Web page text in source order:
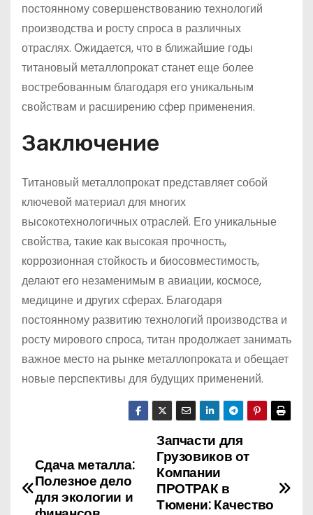
постоянному совершенствованию технологий
производства и росту спроса в различных
отраслях. Ожидается, что в ближайшие годы
титановый металлопрокат станет еще более
востребованным благодаря его уникальным
свойствам и расширению сфер применения.
Заключение
Титановый металлопрокат представляет собой
ключевой материал для многих
высокотехнологичных отраслей. Его уникальные
свойства, такие как высокая прочность,
коррозионная стойкость и биосовместимость,
делают его незаменимым в авиации, космосе,
медицине и других сферах. Благодаря
постоянному развитию технологий производства и
росту мирового спроса, титан продолжает занимать
важное место на рынке металлопроката и обещает
новые перспективы для будущих применений.
а
Запчасти для
Грузовиков от
Компании
ПРОТРАК в
Тюмени: Качество
Сдача металла:
Полезное дело
для экологии и